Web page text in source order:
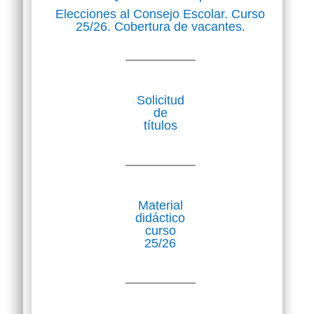
Elecciones al Consejo Escolar. Curso
25/26. Cobertura de vacantes.
Solicitud
de
títulos
Material
didáctico
curso
25/26